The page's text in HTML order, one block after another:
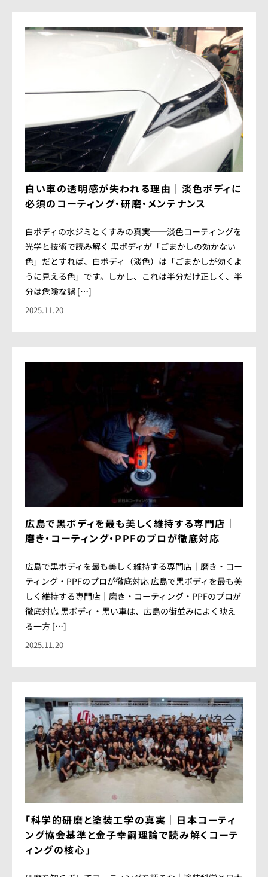
白い車の透明感が失われる理由｜淡色ボディに
必須のコーティング・研磨・メンテナンス
白ボディの水ジミとくすみの真実──淡色コーティングを
光学と技術で読み解く 黒ボディが「ごまかしの効かない
色」だとすれば、白ボディ（淡色）は「ごまかしが効くよ
うに見える色」です。しかし、これは半分だけ正しく、半
分は危険な誤 […]
2025.11.20
広島で黒ボディを最も美しく維持する専門店｜
磨き・コーティング・PPFのプロが徹底対応
広島で黒ボディを最も美しく維持する専門店｜磨き・コー
ティング・PPFのプロが徹底対応 広島で黒ボディを最も美
しく維持する専門店｜磨き・コーティング・PPFのプロが
徹底対応 黒ボディ・黒い車は、広島の街並みによく映え
る一方 […]
2025.11.20
「科学的研磨と塗装工学の真実｜日本コーティ
ング協会基準と金子幸嗣理論で読み解くコーテ
ィングの核心」